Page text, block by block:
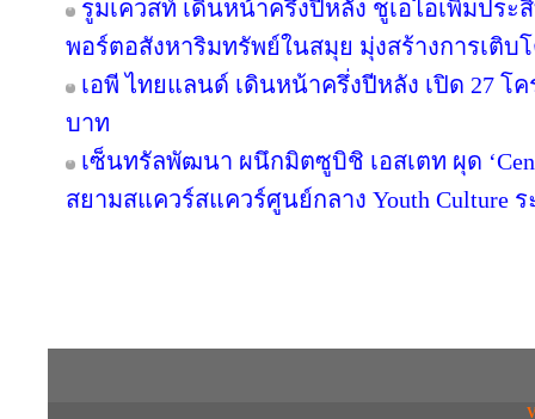
รูมเควสท์ เดินหน้าครึ่งปีหลัง ชูเอไอเพิ่มปร
พอร์ตอสังหาริมทรัพย์ในสมุย มุ่งสร้างการเติ
เอพี ไทยแลนด์ เดินหน้าครึ่งปีหลัง เปิด 27 โ
บาท
เซ็นทรัลพัฒนา ผนึกมิตซูบิชิ เอสเตท ผุด
สยามสแควร์สแควร์ศูนย์กลาง Youth Culture